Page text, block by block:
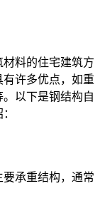
料的住宅建筑方
许多优点，如重
以下是钢结构自
承重结构，通常